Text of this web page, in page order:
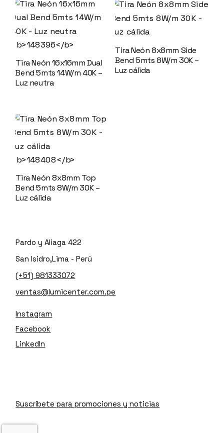
Tira Neón 16x16mm Dual
Bend 5mts 14W/m 40K –
Luz neutra
Tira Neón 8x8mm Side
Bend 5mts 8W/m 30K –
Luz cálida
Tira Neón 8x8mm Top
Bend 5mts 8W/m 30K –
Luz cálida
Pardo y Aliaga 422
San Isidro,Lima - Perú
(+51) 981333072
ventas@lumicenter.com.pe
Instagram
Facebook
LinkedIn
Suscríbete para promociones y noticias